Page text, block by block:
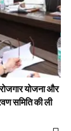
योजना और
समिति की ली